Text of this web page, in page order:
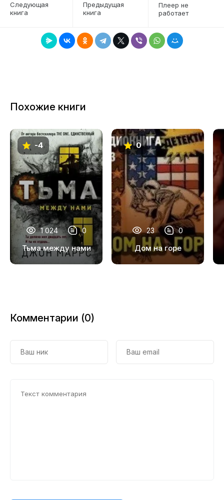
Следующая
книга
Предыдущая
книга
Плеер не
работает
Похожие книги
-4
1 024 0
Тьма между нами
0
23 0
Дом на горе
Комментарии (0)